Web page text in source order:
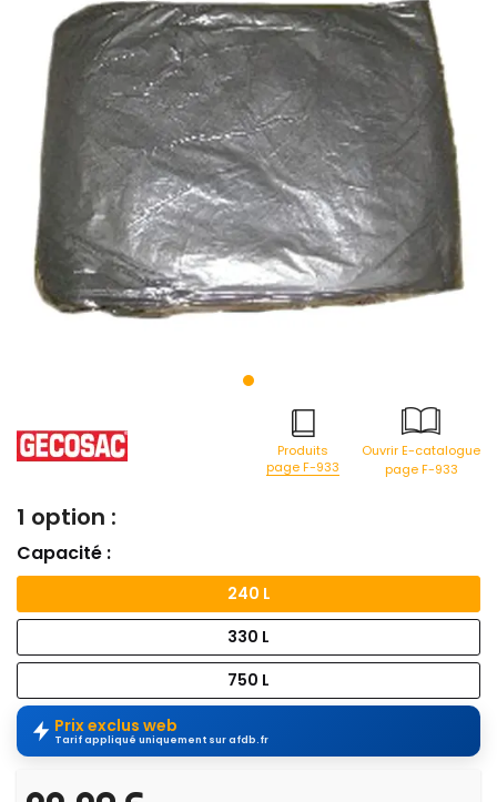
Produits
page F-933
Ouvrir E-catalogue
page F-933
1 option :
Capacité :
240 L
330 L
750 L
Prix exclus web
Tarif appliqué uniquement sur afdb.fr